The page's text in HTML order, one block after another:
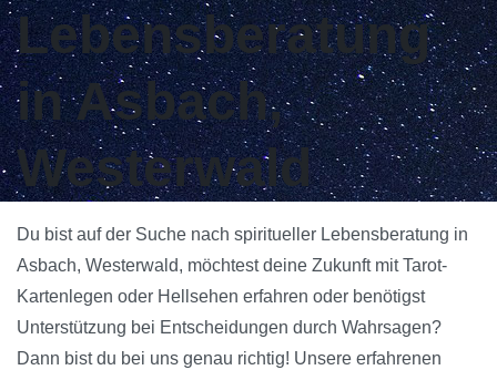
Lebensberatung
in Asbach,
Westerwald
Du bist auf der Suche nach spiritueller Lebensberatung in
Asbach, Westerwald, möchtest deine Zukunft mit Tarot-
Kartenlegen oder Hellsehen erfahren oder benötigst
Unterstützung bei Entscheidungen durch Wahrsagen?
Dann bist du bei uns genau richtig! Unsere erfahrenen